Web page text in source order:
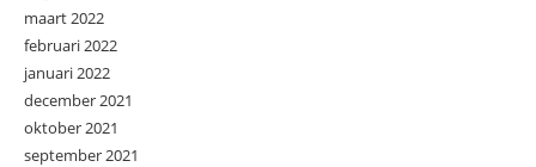
maart 2022
februari 2022
januari 2022
december 2021
oktober 2021
september 2021